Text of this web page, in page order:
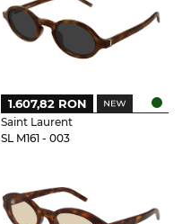
Saint Laurent
SL M161 - 003
1.607,82 RON